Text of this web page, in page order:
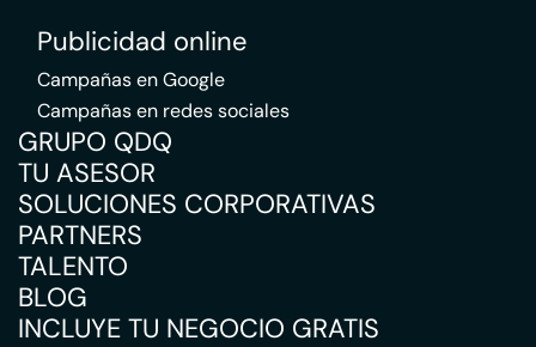
Publicidad online
Campañas en Google
Campañas en redes sociales
GRUPO QDQ
TU ASESOR
SOLUCIONES CORPORATIVAS
PARTNERS
TALENTO
BLOG
INCLUYE TU NEGOCIO GRATIS